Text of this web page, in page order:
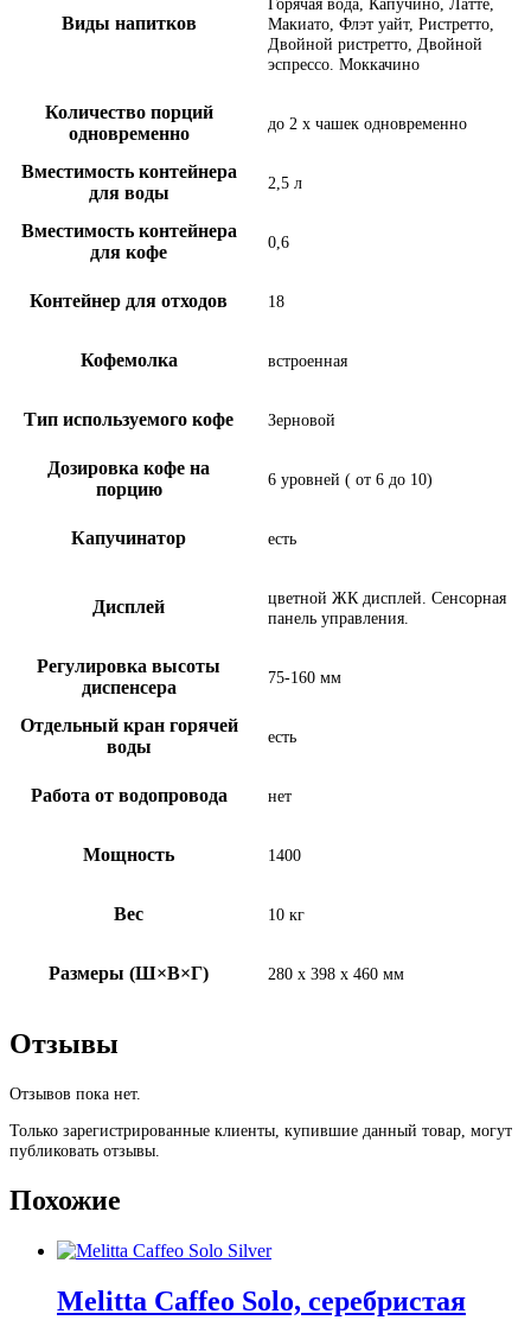
Виды напитков
Макиато, Флэт уайт, Ристретто,
Двойной ристретто, Двойной
эспрессо. Моккачино
Количество порций
одновременно
до 2 х чашек одновременно
Вместимость контейнера
для воды
2,5 л
Вместимость контейнера
для кофе
0,6
Контейнер для отходов 18
Кофемолка встроенная
Тип используемого кофе Зерновой
Дозировка кофе на
порцию
6 уровней ( от 6 до 10)
Капучинатор есть
Дисплей
цветной ЖК дисплей. Сенсорная
панель управления.
Регулировка высоты
диспенсера
75-160 мм
Отдельный кран горячей
воды
есть
Работа от водопровода нет
Мощность 1400
Вес 10 кг
Размеры (Ш×В×Г) 280 х 398 х 460 мм
Отзывы
Отзывов пока нет.
Только зарегистрированные клиенты, купившие данный товар, могут
публиковать отзывы.
Похожие
Melitta Caffeo Solo, серебристая